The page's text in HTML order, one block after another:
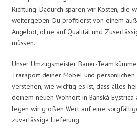
Richtung. Dadurch sparen wir Kosten, die
weitergeben. Du profitierst von einem
Angebot, ohne auf Qualität und
müssen.
Unser Umzugsmeister Bauer-Team
Transport deiner Möbel und persönlichen
verstehen, wie wichtig es ist, dass alles
deinem neuen Wohnort in Banská Bystrica
legen wir großen Wert auf eine
zuverlässige Lieferung.